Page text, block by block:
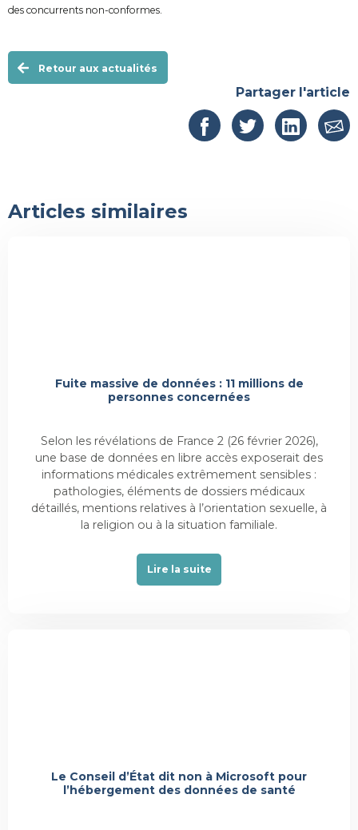
des concurrents non-conformes.
Retour aux actualités
Partager l'article
Articles similaires
Fuite massive de données : 11 millions de
personnes concernées
Selon les révélations de France 2 (26 février 2026),
une base de données en libre accès exposerait des
informations médicales extrêmement sensibles :
pathologies, éléments de dossiers médicaux
détaillés, mentions relatives à l’orientation sexuelle, à
la religion ou à la situation familiale.
Lire la suite
Le Conseil d’État dit non à Microsoft pour
l’hébergement des données de santé